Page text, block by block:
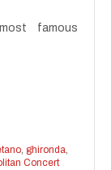
famous
, ghironda,
Concert